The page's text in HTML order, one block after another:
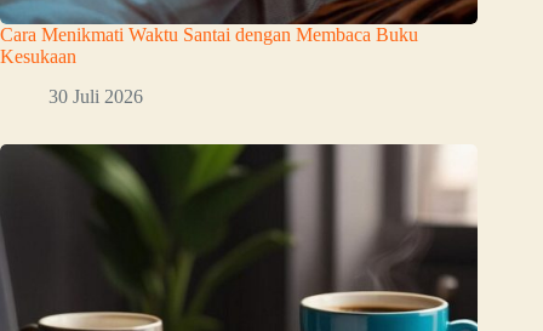
Cara Menikmati Waktu Santai dengan Membaca Buku
Kesukaan
30 Juli 2026